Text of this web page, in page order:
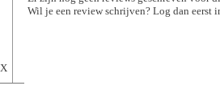
X
Wil je een review schrijven? Log dan eerst